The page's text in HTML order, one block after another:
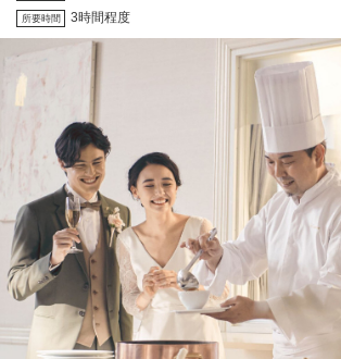
所要時間 3時間程度